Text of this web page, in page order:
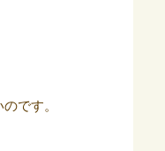
です。